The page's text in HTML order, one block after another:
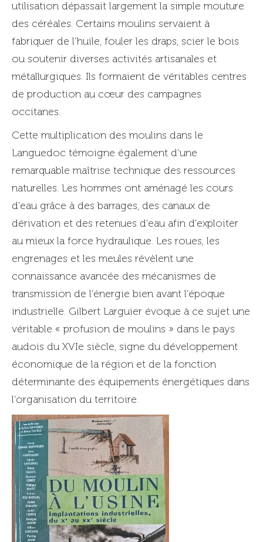
utilisation dépassait largement la simple mouture
des céréales. Certains moulins servaient à
fabriquer de l’huile, fouler les draps, scier le bois
ou soutenir diverses activités artisanales et
métallurgiques. Ils formaient de véritables centres
de production au cœur des campagnes
occitanes.
Cette multiplication des moulins dans le
Languedoc témoigne également d’une
remarquable maîtrise technique des ressources
naturelles. Les hommes ont aménagé les cours
d’eau grâce à des barrages, des canaux de
dérivation et des retenues d’eau afin d’exploiter
au mieux la force hydraulique. Les roues, les
engrenages et les meules révèlent une
connaissance avancée des mécanismes de
transmission de l’énergie bien avant l’époque
industrielle. Gilbert Larguier évoque à ce sujet une
véritable « profusion de moulins » dans le pays
audois du XVIe siècle, signe du développement
économique de la région et de la fonction
déterminante des équipements énergétiques dans
l’organisation du territoire.